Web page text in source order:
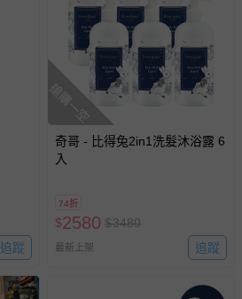
追蹤
搶購一空
奇哥 - 比得兔2in1洗髮沐浴露 6
入
74折
$2580 $3480
最新上架 追蹤